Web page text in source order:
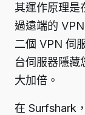
其運作原理是
過遠端的
二個 VPN 伺
台伺服器隱藏
大加倍。
在 Surfshark